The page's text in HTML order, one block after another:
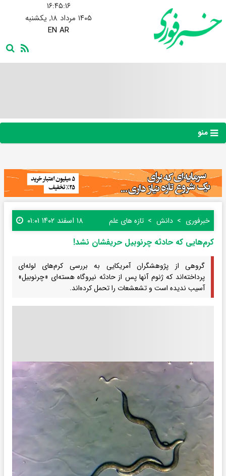
۱۶:۴۵:۱۷
۱۴۰۵ مرداد ۱۸, یکشنبه
EN AR
منو
خبرفوری دانش تازه های علم ۱۸ اسفند ۱۴۰۲ ۰۱:۰۱
کرم‌هایی که حادثه چرنوبیل حریفشان نشد!
گروهی از پژوهشگران آمریکایی به بررسی کرم‌های لوله‌ای
پرداخته‌اند که ژنوم آنها پس از حادثه نیروگاه هسته‌ای «چرنوبیل»
آسیب ندیده است و تشعشعات را تحمل کرده‌اند.